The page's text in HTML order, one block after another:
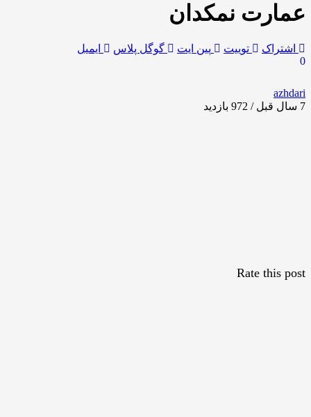
عمارت نمکدان
اشتراک توییت پین ایت گوگل‌ پلاس
ایمیل
0
azhdari
7 سال قبل / 972
بازدید
Rate this post